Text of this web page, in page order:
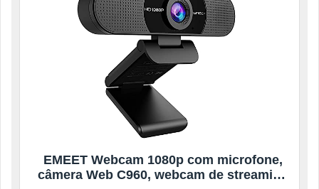
EMEET Webcam 1080p com microfone,
câmera Web C960, webcam de streaming